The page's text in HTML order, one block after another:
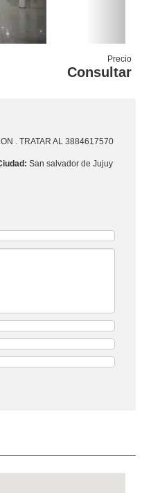
Precio
Consultar
. TRATAR AL 3884617570
San salvador de Jujuy